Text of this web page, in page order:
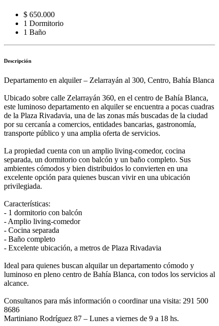
$ 650.000
1 Dormitorio
1 Baño
Descripción
Departamento en alquiler – Zelarrayán al 300, Centro, Bahía Blanca
Ubicado sobre calle Zelarrayán 360, en el centro de Bahía Blanca,
este luminoso departamento en alquiler se encuentra a pocas cuadras
de la Plaza Rivadavia, una de las zonas más buscadas de la ciudad
por su cercanía a comercios, entidades bancarias, gastronomía,
transporte público y una amplia oferta de servicios.
La propiedad cuenta con un amplio living-comedor, cocina
separada, un dormitorio con balcón y un baño completo. Sus
ambientes cómodos y bien distribuidos lo convierten en una
excelente opción para quienes buscan vivir en una ubicación
privilegiada.
Características:
- 1 dormitorio con balcón
- Amplio living-comedor
- Cocina separada
- Baño completo
- Excelente ubicación, a metros de Plaza Rivadavia
Ideal para quienes buscan alquilar un departamento cómodo y
luminoso en pleno centro de Bahía Blanca, con todos los servicios al
alcance.
Consultanos para más información o coordinar una visita: 291 500
8686
Martiniano Rodríguez 87 – Lunes a viernes de 9 a 18 hs.